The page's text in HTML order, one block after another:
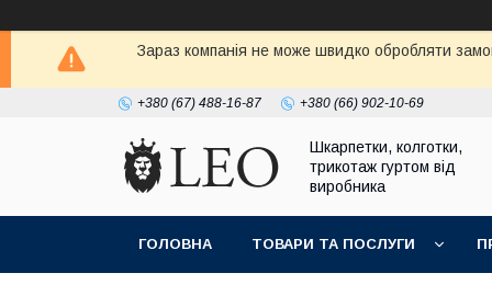
Зараз компанія не може швидко обробляти
+380 (67) 488-16-87 +380 (66) 902-10-69
Шкарпетки, колготки,
трикотаж гуртом від
виробника
ГОЛОВНА ТОВАРИ ТА ПОСЛУГИ